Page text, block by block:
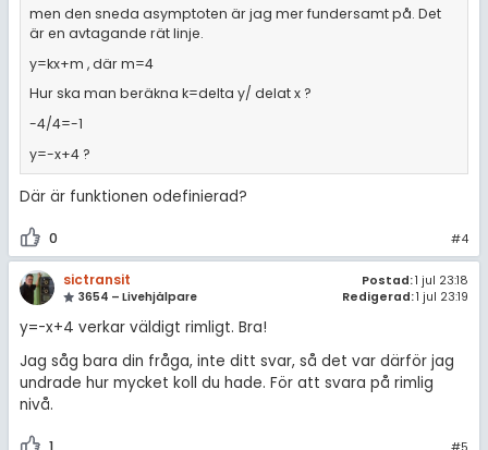
men den sneda asymptoten är jag mer fundersamt på. Det
är en avtagande rät linje.
y=kx+m , där m=4
Hur ska man beräkna k=delta y/ delat x ?
-4/4=-1
y=-x+4 ?
Där är funktionen odefinierad?
0 #4
sictransit
3654 – Livehjälpare
Postad:1 jul 23:18
Redigerad:1 jul 23:19
y=-x+4 verkar väldigt rimligt. Bra!
Jag såg bara din fråga, inte ditt svar, så det var därför jag
undrade hur mycket koll du hade. För att svara på rimlig
nivå.